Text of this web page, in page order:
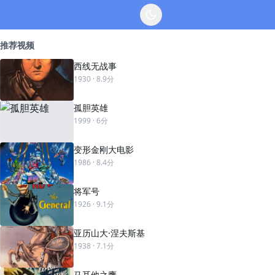
推荐视频
西线无战事
1930 · 8.9分
孤胆英雄
1999 · 6分
变形金刚大电影
1986 · 8.4分
将军号
1926 · 9.1分
亚历山大·涅夫斯基
1938 · 7.1分